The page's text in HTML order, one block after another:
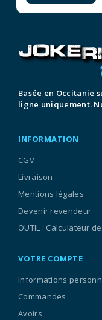
Basée en Occitanie
ligne uniquement.
INFORMATION
CGV
Livraison
Mentions légales
Devenir revendeur
OUTIL : Calculateur
VOTRE COMPTE
Informations
Commandes
Avoirs